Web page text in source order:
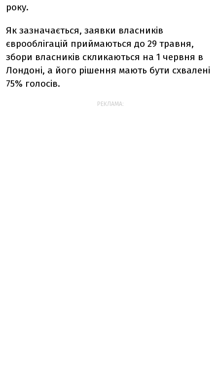
року.
Як зазначається, заявки власників
єврооблігацій приймаються до 29 травня,
збори власників скликаються на 1 червня в
Лондоні, а його рішення мають бути схвалені
75% голосів.
РЕКЛАМА: